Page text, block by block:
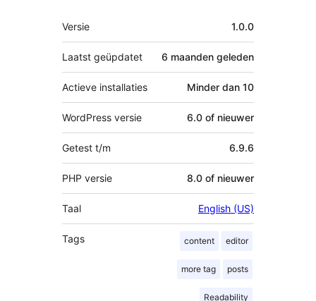
Meta
Versie 1.0.0
Laatst geüpdatet 6 maanden geleden
Actieve installaties Minder dan 10
WordPress versie 6.0 of nieuwer
Getest t/m 6.9.6
PHP versie 8.0 of nieuwer
Taal English (US)
Tags content editor
more tag posts
Readability